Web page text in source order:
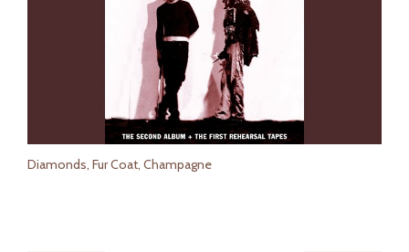
Diamonds, Fur Coat, Champagne